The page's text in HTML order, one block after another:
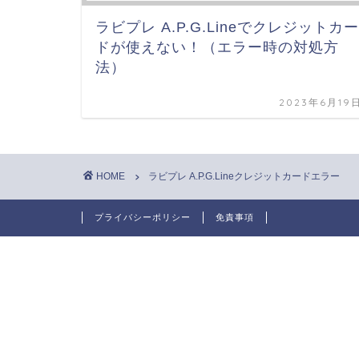
ラビプレ A.P.G.Lineでクレジットカー
ドが使えない！（エラー時の対処方
法）
2023年6月19
HOME ラビプレ A.P.G.Lineクレジットカードエラー
プライバシーポリシー 免責事項